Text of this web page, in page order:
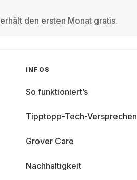
den ersten Monat gratis.
INFOS
So funktioniert’s
Tipptopp-Tech-Versprechen
Grover Care
Nachhaltigkeit